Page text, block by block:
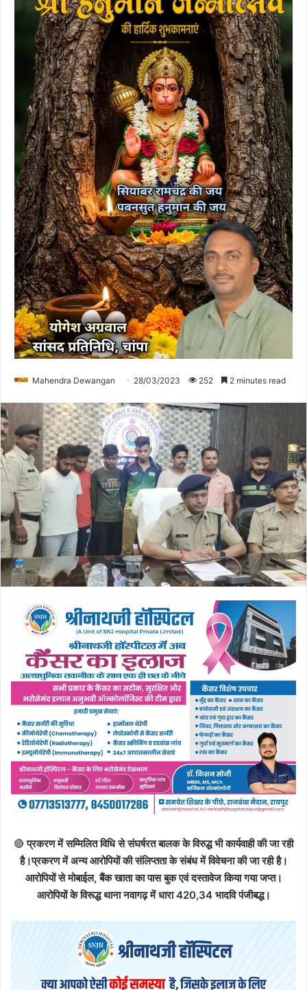
Mahendra Dewangan 28/03/2023 252 2 minutes read
🔴प्रकरण में सम्मिलित विधि से संघर्षरत बालक के विरुद्ध भी कार्यवाही की जा रही
है।प्रकरण में अन्य आरोपियों की संलिप्तता के संबंध में विवेचना की जा रही है।
आरोपियों से मोबाईल, बैंक खाता का पास बुक एवं दस्तावेज किया गया जप्त।
आरोपियों के विरूद्ध थाना नवागढ़ में धारा 420,34 भादवि पंजीबद्ध।